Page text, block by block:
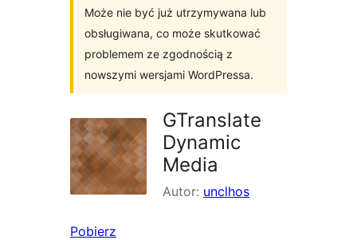
Może nie być już utrzymywana lub
obsługiwana, co może skutkować
problemem ze zgodnością z
nowszymi wersjami WordPressa.
GTranslate
Dynamic
Media
Autor: unclhos
Pobierz